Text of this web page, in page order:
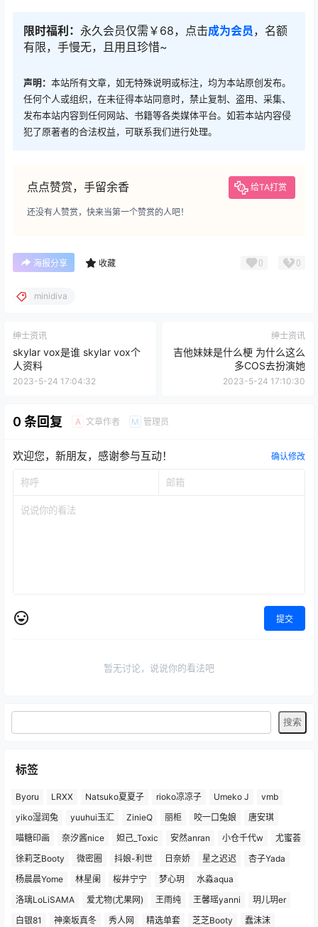
限时福利： 永久会员仅需￥68，点击成为会员 ，名额
有限，手慢无，且用且珍惜~
声明： 本站所有文章，如无特殊说明或标注，均为本站原创发布。
任何个人或组织，在未征得本站同意时，禁止复制、盗用、采集、
发布本站内容到任何网站、书籍等各类媒体平台。如若本站内容侵
犯了原著者的合法权益，可联系我们进行处理。
点点赞赏，手留余香 给TA打赏
还没有人赞赏，快来当第一个赞赏的人吧！
海报分享 收藏 0 0
minidiva
绅士资讯
skylar vox是谁 skylar vox个
人资料
2023-5-24 17:04:32
绅士资讯
吉他妹妹是什么梗 为什么这么
多COS去扮演她
2023-5-24 17:10:30
0 条回复 A 文章作者 M 管理员
欢迎您，新朋友，感谢参与互动！ 确认修改
提交
暂无讨论，说说你的看法吧
标签
Byoru LRXX Natsuko夏夏子 rioko凉凉子 Umeko J
vmb
yiko湿润兔
yuuhui玉汇 ZinieQ 丽柜 咬一口兔娘
唐安琪
喵糖印画
奈汐酱nice 妲己_Toxic 安然anran 小仓千代w
尤蜜荟
徐莉芝Booty
微密圈 抖娘-利世 日奈娇 星之迟迟
杏子Yada
杨晨晨Yome
林星阑 桜井宁宁 梦心玥
水淼aqua
洛璃LoLiSAMA
爱尤物(尤果网) 王雨纯 王馨瑶yanni
玥儿玥er
白银81
神楽坂真冬 秀人网 精选单套 芝芝Booty 蠢沫沫